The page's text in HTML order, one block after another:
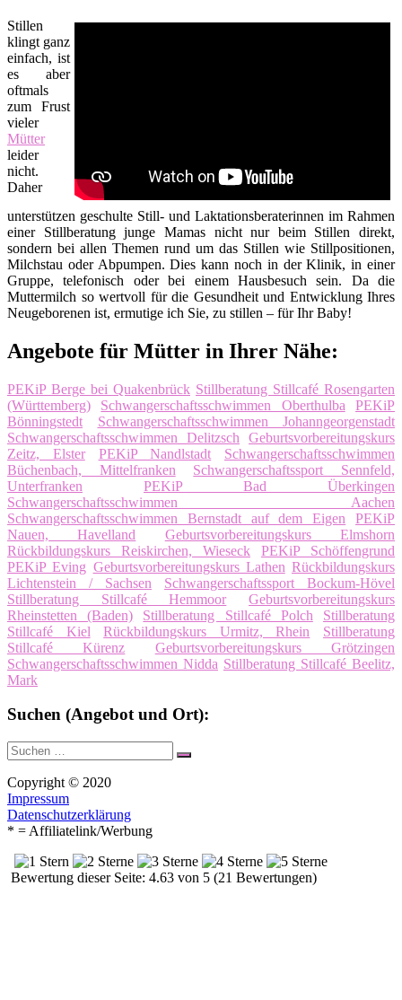
Stillen
klingt ganz
einfach, ist
es aber
oftmals
zum Frust
vieler
Mütter
leider
nicht.
Daher
unterstützen geschulte Still- und Laktationsberaterinnen im Rahmen
einer Stillberatung junge Mamas nicht nur beim Stillen direkt,
sondern bei allen Themen rund um das Stillen wie Stillpositionen,
Milchstau oder Abpumpen. Dies kann noch in der Klinik, in einer
Gruppe, telefonisch oder bei einem Hausbesuch sein. Da die
Muttermilch so wertvoll für die Gesundheit und Entwicklung Ihres
Neugeborenen ist, ermutige ich Sie, zu stillen – für Ihr Baby!
Angebote für Mütter in Ihrer Nähe:
PEKiP Berge bei Quakenbrück Stillberatung Stillcafé Rosengarten
(Württemberg)
Schwangerschaftsschwimmen Oberthulba
PEKiP
Bönningstedt
Schwangerschaftsschwimmen Johanngeorgenstadt
Schwangerschaftsschwimmen Delitzsch
Geburtsvorbereitungskurs
Zeitz, Elster
PEKiP Nandlstadt
Schwangerschaftsschwimmen
Büchenbach, Mittelfranken
Schwangerschaftssport Sennfeld,
Unterfranken
PEKiP Bad Überkingen
Schwangerschaftsschwimmen Aachen
Schwangerschaftsschwimmen Bernstadt auf dem Eigen
PEKiP
Nauen, Havelland
Geburtsvorbereitungskurs Elmshorn
Rückbildungskurs Reiskirchen, Wieseck
PEKiP Schöffengrund
PEKiP Eving Geburtsvorbereitungskurs Lathen Rückbildungskurs
Lichtenstein / Sachsen
Schwangerschaftssport Bockum-Hövel
Stillberatung Stillcafé Hemmoor
Geburtsvorbereitungskurs
Rheinstetten (Baden)
Stillberatung Stillcafé Polch
Stillberatung
Stillcafé Kiel
Rückbildungskurs Urmitz, Rhein
Stillberatung
Stillcafé Kürenz
Geburtsvorbereitungskurs Grötzingen
Schwangerschaftsschwimmen Nidda Stillberatung Stillcafé Beelitz,
Mark
Suchen (Angebot und Ort):
Suche
nach:
Suchen
Copyright © 2020
Impressum
Datenschutzerklärung
* = Affiliatelink/Werbung
Bewertung dieser Seite: 4.63 von 5 (21 Bewertungen)